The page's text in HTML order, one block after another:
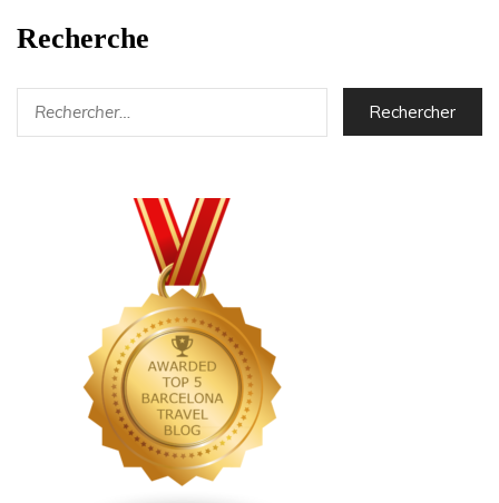
Recherche